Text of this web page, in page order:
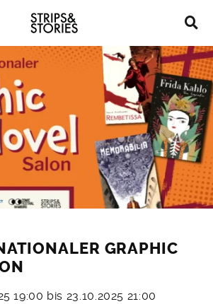
Strips
&
Stories
GRAPHIC
19:00 bis 23.10.2025 21:00